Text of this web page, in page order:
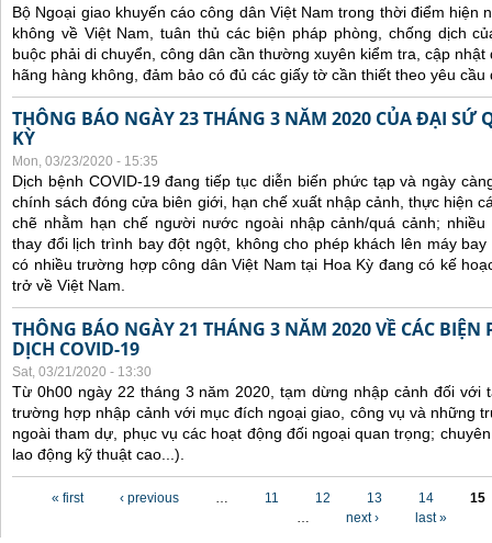
Bộ Ngoại giao khuyến cáo công dân Việt Nam trong thời điểm hiện
không về Việt Nam, tuân thủ các biện pháp phòng, chống dịch
buộc phải di chuyển, công dân cần thường xuyên kiểm tra, cập
hãng hàng không, đảm bảo có đủ các giấy tờ cần thiết theo yêu
THÔNG BÁO NGÀY 23 THÁNG 3 NĂM 2020 CỦA ĐẠI SỨ
KỲ
Mon, 03/23/2020 - 15:35
Dịch bệnh COVID-19 đang tiếp tục diễn biến phức tạp và ngày
chính sách đóng cửa biên giới, hạn chế xuất nhập cảnh, thực hiện
chẽ nhằm hạn chế người nước ngoài nhập cảnh/quá cảnh;
thay đổi lịch trình bay đột ngột, không cho phép khách lên máy
có nhiều trường hợp công dân Việt Nam tại Hoa Kỳ đang có kế
trở về Việt Nam.
THÔNG BÁO NGÀY 21 THÁNG 3 NĂM 2020 VỀ CÁC BIỆN
DỊCH COVID-19
Sat, 03/21/2020 - 13:30
Từ 0h00 ngày 22 tháng 3 năm 2020, tạm dừng nhập cảnh đối với
trường hợp nhập cảnh với mục đích ngoại giao, công vụ và những
ngoài tham dự, phục vụ các hoạt động đối ngoại quan trọng;
lao động kỹ thuật cao...).
« first ‹ previous … 11 12 13 14
15
…
next › last »